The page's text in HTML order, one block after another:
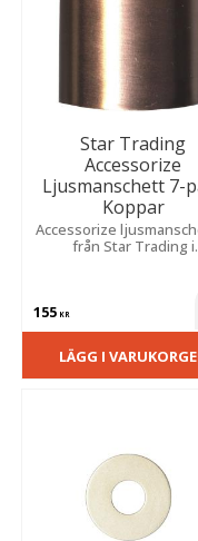
Star Trading
Accessorize
Ljusmanschett 7-
Koppar
Accessorize
från Star Trading i
155 KR
LÄGG I